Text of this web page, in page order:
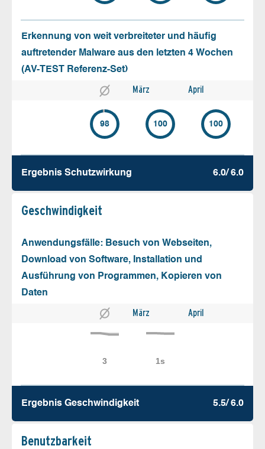
Erkennung von weit verbreiteter und häufig
auftretender Malware aus den letzten 4 Wochen
(AV-TEST Referenz-Set)
März April
98 100 100
Ergebnis Schutz­wirkung 6.0/ 6.0
Geschw­indigkeit
Anwendungsfälle: Besuch von Webseiten,
Download von Software, Installation und
Ausführung von Programmen, Kopieren von
Daten
März April
Ergebnis Geschw­indigkeit 5.5/ 6.0
Benutz­barkeit